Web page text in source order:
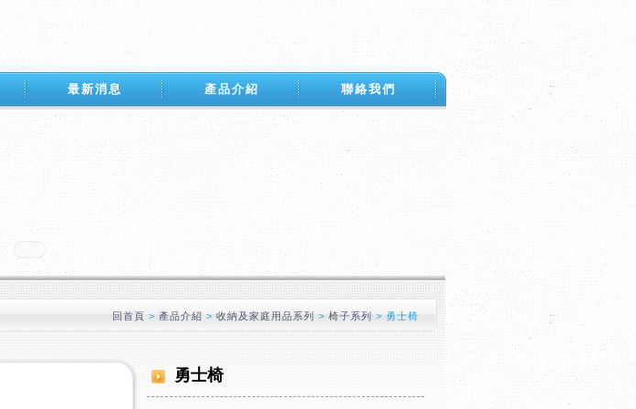
聯絡我們
產品介紹
最新消息
回首頁 > 產品介紹 >收納及家庭用品系列 >椅子系列 > 勇士椅
勇士椅